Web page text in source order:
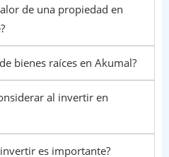
de una propiedad en
bienes raíces en Akumal?
al invertir en
es importante?